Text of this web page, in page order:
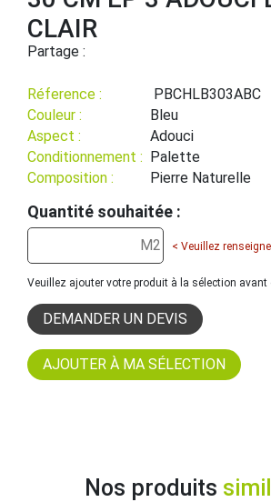
CLAIR
Partage :
Réference :
PBCHLB303ABC
Couleur :
Bleu
Aspect :
Adouci
Conditionnement : Palette
Composition :
Pierre Naturelle
Quantité souhaitée :
< Veuillez
Veuillez ajouter votre produit à la sélection avant
DEMANDER UN DEVIS
Nos produits